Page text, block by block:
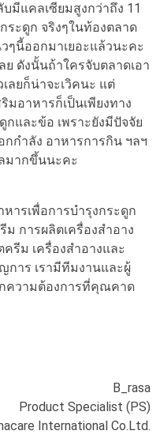
มีแคลเซียมสูงกว่าถึง 11
ระดูก จริงๆในท้องตลาด
นี้ออกมาเยอะแล้วนะคะ
ย ดังนั้นถ้าใครจับตลาดเอา
ลยก็น่าจะเวิคนะ แต่
อาหารก็เป็นเพียงทาง
และข้อ เพราะยังมีปัจจัย
กกำลัง อาหารการกิน ฯลฯ
มากขึ้นนะคะ
ารเพื่อการบำรุงกระดูก
การผลิตเครื่องสำอาง
รีม เครื่องสำอางและ
าร เรามีทีมงานและผู้
ความต้องการที่คุณคาด
B_rasa
Product Specialist (PS)
International Co.Ltd.